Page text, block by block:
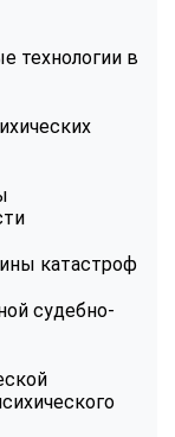
технологии в
катастроф
судебно-